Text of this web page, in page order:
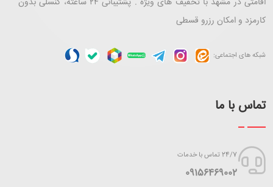
کارمزد و امکان رزرو قسطی
شبکه های اجتماعی:
تماس با ما
24/7 تماس با خدمات
‪09156469002